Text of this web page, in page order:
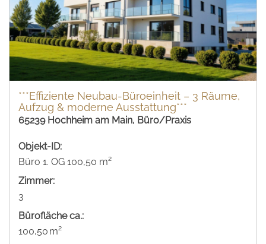
***Effiziente Neubau-Büroeinheit – 3 Räume,
Aufzug & moderne Ausstattung***
65239 Hochheim am Main, Büro/Praxis
Objekt-ID:
Büro 1. OG 100,50 m²
Zimmer:
3
Bürofläche ca.:
100,50 m²